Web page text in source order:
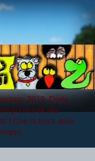
2012, Darla
pizzico di vita
Che la forza della